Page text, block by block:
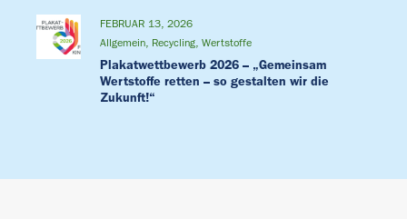
FEBRUAR 13, 2026
Allgemein, Recycling, Wertstoffe
Plakatwettbewerb 2026 – „Gemeinsam
Wertstoffe retten – so gestalten wir die
Zukunft!“